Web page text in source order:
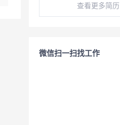
查看更多简历
微信扫一扫找工作